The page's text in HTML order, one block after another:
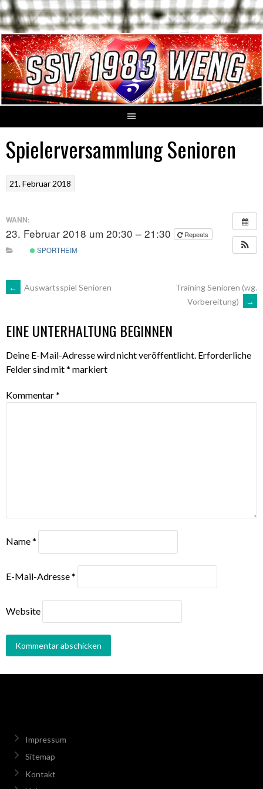
Springe
zum
Inhalt
Spielerversammlung Senioren
21. Februar 2018
WANN:
23. Februar 2018 um 20:30 – 21:30
Repeats
SPORTHEIM
ARTIKEL-
NAVIGATION
← Auswärtsspiel Senioren
Training Senioren (wg.
Vorbereitung)
→
EINE UNTERHALTUNG BEGINNEN
Deine E-Mail-Adresse wird nicht veröffentlicht. Erforderliche
Felder sind mit* markiert
Kommentar*
Name*
E-Mail-Adresse*
Website
Impressum
Sitemap
Kontakt